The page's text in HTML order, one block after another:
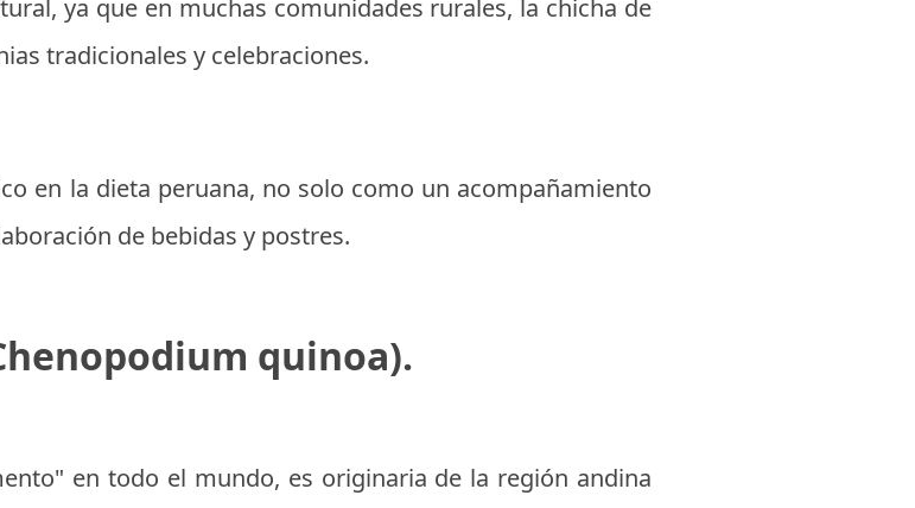
ya que en muchas comunidades rurales, la chicha de
tradicionales y celebraciones.
en la dieta peruana, no solo como un acompañamiento
de bebidas y postres.
quinoa).
en todo el mundo, es originaria de la región andina